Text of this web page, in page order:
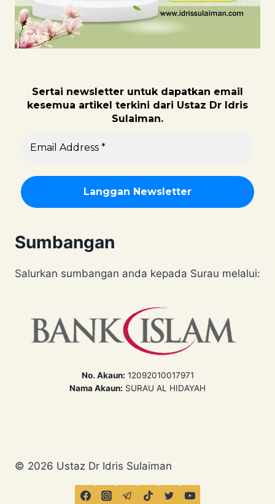
Sertai newsletter untuk dapatkan email
kesemua artikel terkini dari Ustaz Dr Idris
Sulaiman.
Sumbangan
Salurkan sumbangan anda kepada Surau melalui:
No. Akaun: 12092010017971
Nama Akaun: SURAU AL HIDAYAH
© 2026 Ustaz Dr Idris Sulaiman